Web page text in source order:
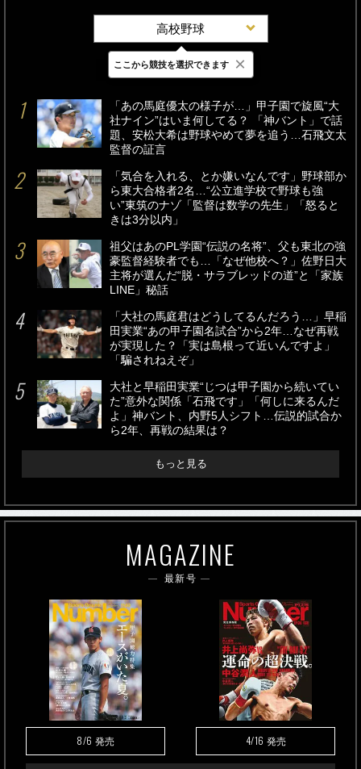
高校野球
最新 24時間 週間
「あの馬庭優太の様子が…」甲子園で旋風“大
社ナイン”はいま何してる？ 「神バント」で話
題、安松大希は野球やめて夢を追う…石飛文太
監督の証言
「気合を入れる、とか嫌いなんです」野球部か
ら東大合格者2名…“公立進学校で野球も強
い”東筑のナゾ「監督は数学の先生」「怒ると
きは3分以内」
祖父はあのPL学園“伝説の名将”、父も東北の強
豪監督経験者でも…「なぜ他校へ？」佐野日大
主将が選んだ“脱・サラブレッドの道”と「家族
LINE」秘話
「大社の馬庭君はどうしてるんだろう…」早稲
田実業“あの甲子園名試合”から2年…なぜ再戦
が実現した？「実は島根って近いんですよ」
「騙されねえぞ」
大社と早稲田実業“じつは甲子園から続いてい
た”意外な関係「石飛です」「何しに来るんだ
よ」神バント、内野5人シフト…伝説的試合か
ら2年、再戦の結果は？
もっと見る
MAGAZINE
最新号
8/6 発売 4/16 発売
ここから競技を選択できます ×